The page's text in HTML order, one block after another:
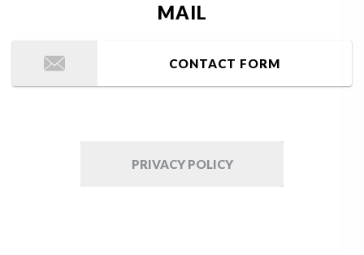
MAIL
CONTACT FORM
PRIVACY POLICY